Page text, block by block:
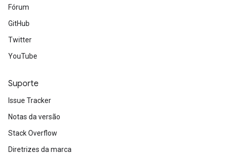
Fórum
GitHub
Twitter
YouTube
Suporte
Issue Tracker
Notas da versão
Stack Overflow
Diretrizes da marca